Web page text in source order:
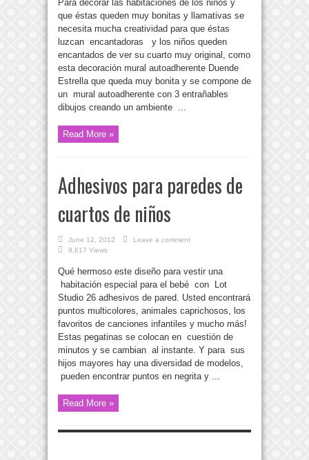
Para decorar las habitaciones de los niños y
que éstas queden muy bonitas y llamativas se
necesita mucha creatividad para que éstas
luzcan encantadoras y los niños queden
encantados de ver su cuarto muy original, como
esta decoración mural autoadherente Duende
Estrella que queda muy bonita y se compone de
un mural autoadherente con 3 entrañables
dibujos creando un ambiente ...
Read More »
Adhesivos para paredes de
cuartos de niños
June 12, 2012
Leave a comment
9,617 Views
Qué hermoso este diseño para vestir una
habitación especial para el bebé con Lot
Studio 26 adhesivos de pared. Usted encontrará
puntos multicolores, animales caprichosos, los
favoritos de canciones infantiles y mucho más!
Estas pegatinas se colocan en cuestión de
minutos y se cambian al instante. Y para sus
hijos mayores hay una diversidad de modelos,
pueden encontrar puntos en negrita y ...
Read More »